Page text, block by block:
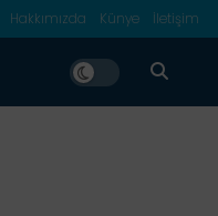
Hakkımızda Künye İletişim